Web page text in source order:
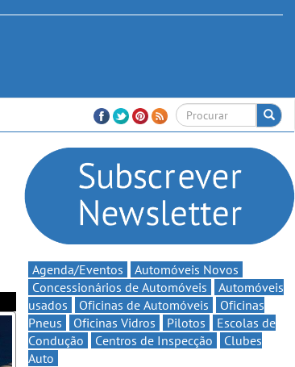
Agenda/Eventos
Automóveis Novos
Concessionários de Automóveis
Automóveis
usados
Oficinas de Automóveis
Oficinas
Pneus
Oficinas Vidros Pilotos
Escolas de
Condução
Centros de Inspecção
Clubes
Auto